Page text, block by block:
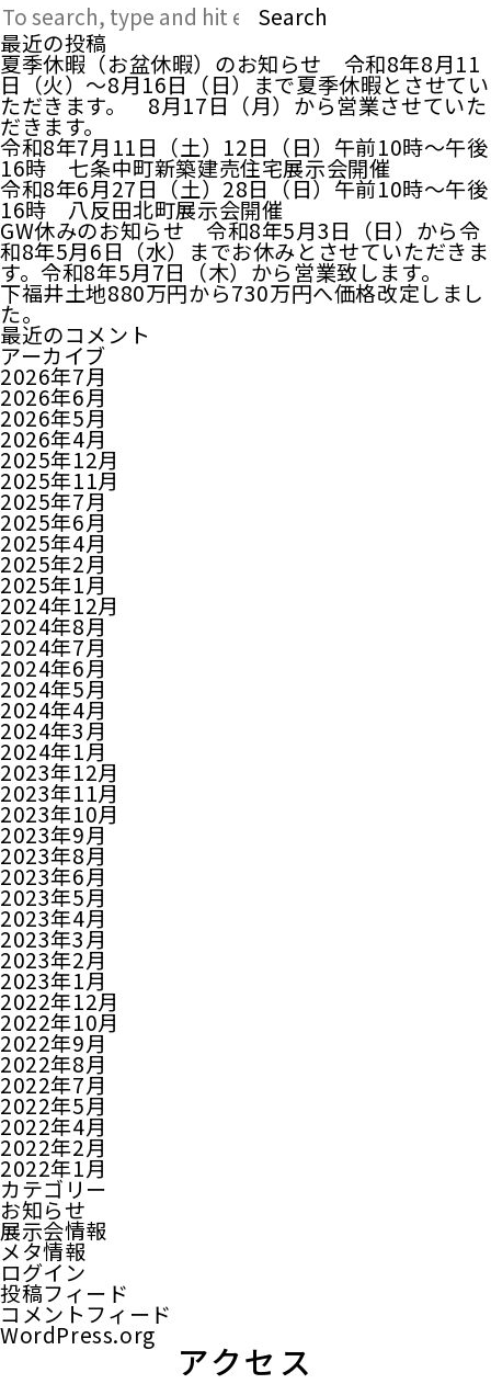
Search
最近の投稿
夏季休暇（お盆休暇）のお知らせ 令和8年8月11
日（火）～8月16日（日）まで夏季休暇とさせてい
ただきます。 8月17日（月）から営業させていた
だきます。
令和8年7月11日（土）12日（日）午前10時～午後
16時 七条中町新築建売住宅展示会開催
令和8年6月27日（土）28日（日）午前10時～午後
16時 八反田北町展示会開催
GW休みのお知らせ 令和8年5月3日（日）から令
和8年5月6日（水）までお休みとさせていただきま
す。令和8年5月7日（木）から営業致します。
下福井土地880万円から730万円へ価格改定しまし
た。
最近のコメント
アーカイブ
2026年7月
2026年6月
2026年5月
2026年4月
2025年12月
2025年11月
2025年7月
2025年6月
2025年4月
2025年2月
2025年1月
2024年12月
2024年8月
2024年7月
2024年6月
2024年5月
2024年4月
2024年3月
2024年1月
2023年12月
2023年11月
2023年10月
2023年9月
2023年8月
2023年6月
2023年5月
2023年4月
2023年3月
2023年2月
2023年1月
2022年12月
2022年10月
2022年9月
2022年8月
2022年7月
2022年5月
2022年4月
2022年2月
2022年1月
カテゴリー
お知らせ
展示会情報
メタ情報
ログイン
投稿フィード
コメントフィード
WordPress.org
アクセス